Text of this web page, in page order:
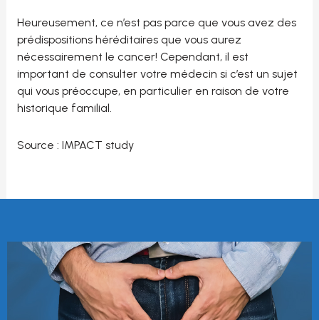
Heureusement, ce n’est pas parce que vous avez des
prédispositions héréditaires que vous aurez
nécessairement le cancer! Cependant, il est
important de consulter votre médecin si c’est un sujet
qui vous préoccupe, en particulier en raison de votre
historique familial.
Source : IMPACT study